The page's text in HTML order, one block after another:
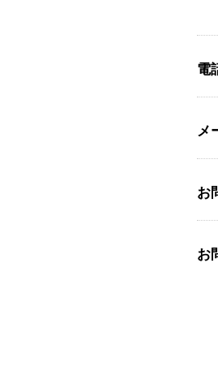
電
メ
お
お